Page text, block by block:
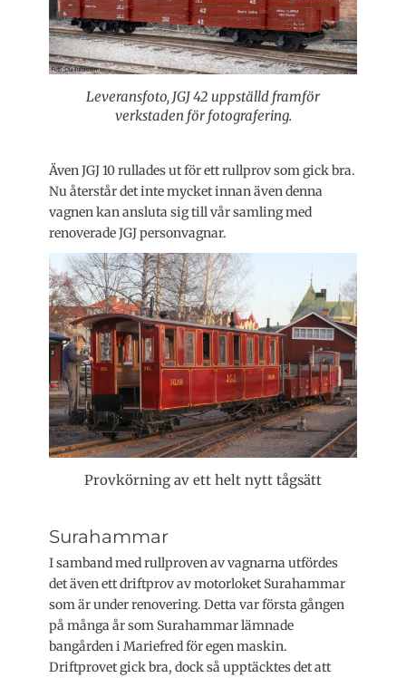
Leveransfoto, JGJ 42 uppställd framför
verkstaden för fotografering.
Även JGJ 10 rullades ut för ett rullprov som gick bra.
Nu återstår det inte mycket innan även denna
vagnen kan ansluta sig till vår samling med
renoverade JGJ personvagnar.
Provkörning av ett helt nytt tågsätt
Surahammar
I samband med rullproven av vagnarna utfördes
det även ett driftprov av motorloket Surahammar
som är under renovering. Detta var första gången
på många år som Surahammar lämnade
bangården i Mariefred för egen maskin.
Driftprovet gick bra, dock så upptäcktes det att